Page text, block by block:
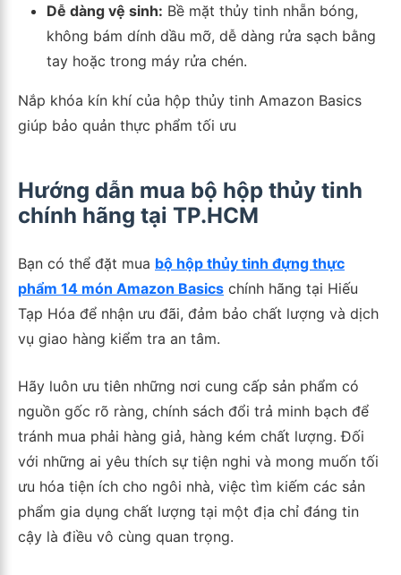
Dễ dàng vệ sinh: Bề mặt thủy tinh nhẵn bóng,
không bám dính dầu mỡ, dễ dàng rửa sạch bằng
tay hoặc trong máy rửa chén.
Nắp khóa kín khí của hộp thủy tinh Amazon Basics
giúp bảo quản thực phẩm tối ưu
Hướng dẫn mua bộ hộp thủy tinh
chính hãng tại TP.HCM
Bạn có thể đặt mua bộ hộp thủy tinh đựng thực
phẩm 14 món Amazon Basics chính hãng tại Hiếu
Tạp Hóa để nhận ưu đãi, đảm bảo chất lượng và dịch
vụ giao hàng kiểm tra an tâm.
Hãy luôn ưu tiên những nơi cung cấp sản phẩm có
nguồn gốc rõ ràng, chính sách đổi trả minh bạch để
tránh mua phải hàng giả, hàng kém chất lượng. Đối
với những ai yêu thích sự tiện nghi và mong muốn tối
ưu hóa tiện ích cho ngôi nhà, việc tìm kiếm các sản
phẩm gia dụng chất lượng tại một địa chỉ đáng tin
cậy là điều vô cùng quan trọng.